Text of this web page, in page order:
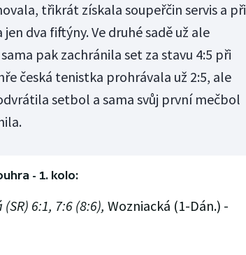
třikrát získala soupeřčin servis a při
dva fiftýny. Ve druhé sadě už ale
pak zachránila set za stavu 4:5 při
česká tenistka prohrávala už 2:5, ale
setbol a sama svůj první mečbol
- 1. kolo:
6:1, 7:6 (8:6), Wozniacká (1-Dán.) -